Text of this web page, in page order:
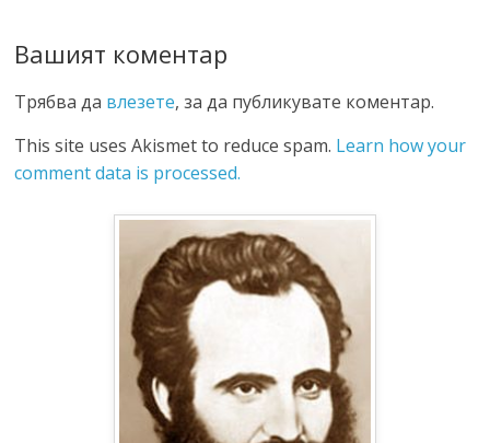
Вашият коментар
Трябва да влезете, за да публикувате коментар.
This site uses Akismet to reduce spam. Learn how your
comment data is processed.